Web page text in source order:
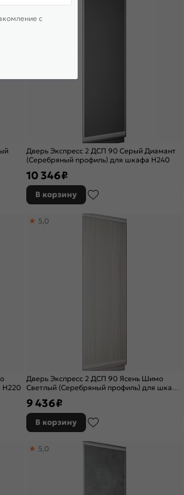
Дверь Экспресс 2 ДСП 90 Серый Диамант
(Серебряный профиль) для шкафа Н240
10 346₽
В корзину
Н220
Дверь Экспресс 2 ДСП 90 Ясень Шимо
Светлый (Серебряный профиль) для шкафа
5,0
9 436₽
В корзину
5,0
c